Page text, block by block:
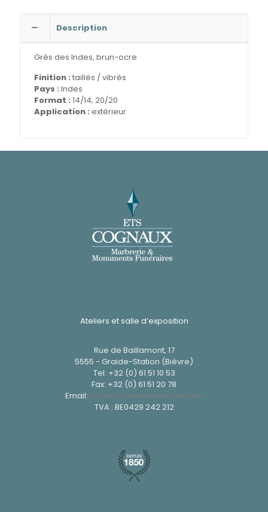
Description
Grès des Indes, brun-ocre
Finition : taillés / vibrés
Pays : Indes
Format : 14/14; 20/20
Application : extérieur
Ateliers et salle d’exposition
Rue de Baillamont, 17
5555 - Graide-Station (Bièvre)
Tel: +32 (0) 61 51 10 53
Fax: +32 (0) 61 51 20 78
Email: info@cognaux-marbrerie.be
TVA : BE0429 242 212